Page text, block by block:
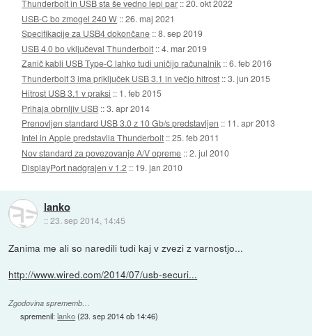
Thunderbolt in USB sta še vedno lepi par ::20. okt 2022
USB-C bo zmogel 240 W ::26. maj 2021
Specifikacije za USB4 dokončane ::8. sep 2019
USB 4.0 bo vključeval Thunderbolt ::4. mar 2019
Zanič kabli USB Type-C lahko tudi uničijo računalnik ::6. feb 2016
Thunderbolt 3 ima priključek USB 3.1 in večjo hitrost ::3. jun 2015
Hitrost USB 3.1 v praksi :: 1. feb 2015
Prihaja obrnljiv USB ::3. apr 2014
Prenovljen standard USB 3.0 z 10 Gb/s predstavljen :: 11. apr 2013
Intel in Apple predstavila Thunderbolt ::25. feb 2011
Nov standard za povezovanje A/V opreme ::2. jul 2010
DisplayPort nadgrajen v 1.2 :: 19. jan 2010
lanko
::23. sep 2014, 14:45
Zanima me ali so naredili tudi kaj v zvezi z varnostjo...
http://www.wired.com/2014/07/usb-securi...
Zgodovina sprememb…
spremenil:lanko(23. sep 2014 ob 14:46)